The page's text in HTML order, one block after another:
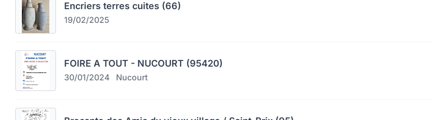
Encriers terres cuites (66)
19/02/2025
FOIRE A TOUT - NUCOURT (95420)
30/01/2024 Nucourt